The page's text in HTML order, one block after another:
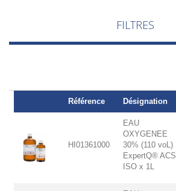
FILTRES
Référence Désignation
HI01361000
EAU
OXYGENEE
30% (110 voL)
ExpertQ® ACS
ISO x 1L